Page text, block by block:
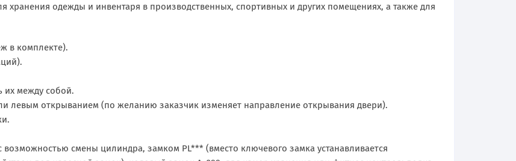
хранения одежды и инвентаря в производственных, спортивных и других помещениях, а также для
в комплекте).
их между собой.
левым открыванием (по желанию заказчик изменяет направление открывания двери).
смены цилиндра, замком PL*** (вместо ключевого замка устанавливается